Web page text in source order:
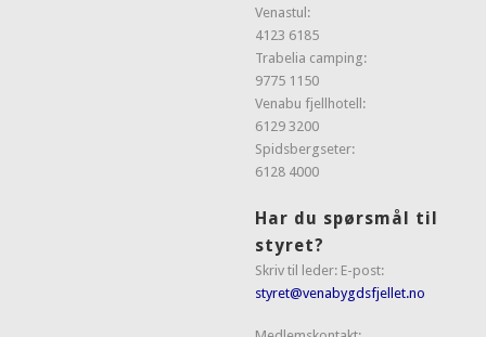
Venastul:
4123 6185
Trabelia camping:
9775 1150
Venabu fjellhotell:
6129 3200
Spidsbergseter:
6128 4000
Har du spørsmål til
styret?
Skriv til leder: E-post:
styret@venabygdsfjellet.no